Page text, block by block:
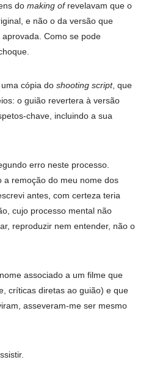
do making ofrevelavam que o
e não o da versão que
Como se pode
cópia do shooting script, que
o guião revertera à versão
chave, incluindo a sua
erro neste processo.
a remoção do meu nome dos
antes, com certeza teria
cujo processo mental não
reproduzir nem entender, não o
associado a um filme que
críticas diretas ao guião) e que
asseveram-me ser mesmo